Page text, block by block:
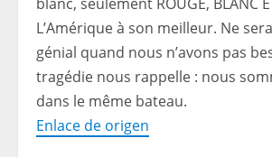
L’Amérique à son meilleur. Ne
génial quand nous n’avons pas
tragédie nous rappelle : nous
dans le même bateau.
Enlace de origen